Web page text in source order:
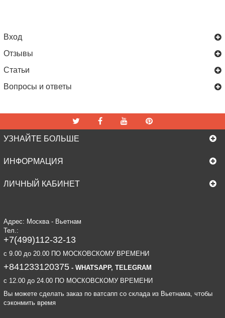
Вход
Отзывы
Статьи
Вопросы и ответы
УЗНАЙТЕ БОЛЬШЕ
ИНФОРМАЦИЯ
ЛИЧНЫЙ КАБИНЕТ
Адрес: Москва - Вьетнам
Тел.:
+7(499)112-32-13
c 9.00 до 20.00 ПО МОСКОВСКОМУ ВРЕМЕНИ
+841233120375- WHATSAPP, TELEGRAM
c 12.00 до 24.00 ПО МОСКОВСКОМУ ВРЕМЕНИ
Вы можете сделать заказ по ватсапп со склада из Вьетнама, чтобы
сэконмить время